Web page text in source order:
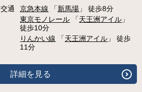
交通
京急本線 「新馬場 」 徒歩8分
東京モノレール 「天王洲アイル 」
徒歩10分
りんかい線 「天王洲アイル 」 徒歩
11分
詳細を見る